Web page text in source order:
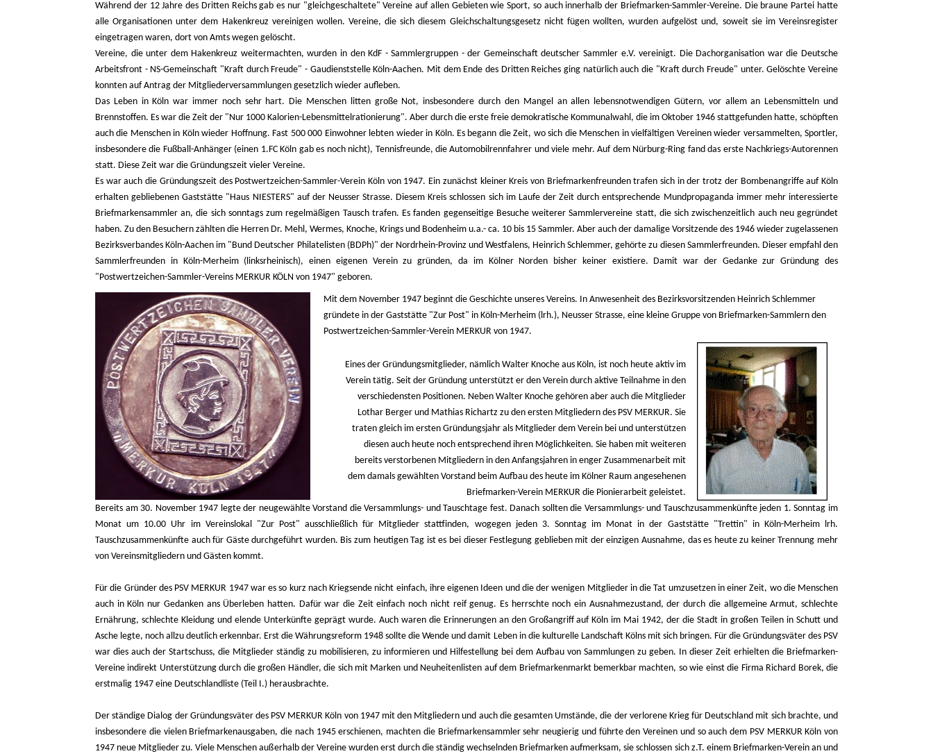
Während der 12 Jahre des Dritten Reichs gab es nur "gleichgeschaltete" Vereine auf allen Gebieten wie Sport, so auch innerhalb der Briefmarken-Sammler-Vereine. Die braune Partei hatte
alle Organisationen unter dem Hakenkreuz vereinigen wollen. Vereine, die sich diesem Gleichschaltungsgesetz nicht fügen wollten, wurden aufgelöst und, soweit sie im Vereinsregister
eingetragen waren, dort von Amts wegen gelöscht.
Vereine, die unter dem Hakenkreuz weitermachten, wurden in den KdF - Sammlergruppen - der Gemeinschaft deutscher Sammler e.V. vereinigt. Die Dachorganisation war die Deutsche
Arbeitsfront - NS-Gemeinschaft "Kraft durch Freude" - Gaudienststelle Köln-Aachen. Mit dem Ende des Dritten Reiches ging natürlich auch die "Kraft durch Freude" unter. Gelöschte Vereine
konnten auf Antrag der Mitgliederversammlungen gesetzlich wieder aufleben.
Das Leben in Köln war immer noch sehr hart. Die Menschen litten große Not, insbesondere durch den Mangel an allen lebensnotwendigen Gütern, vor allem an Lebensmitteln und
Brennstoffen. Es war die Zeit der "Nur 1000 Kalorien-Lebensmittelrationierung". Aber durch die erste freie demokratische Kommunalwahl, die im Oktober 1946 stattgefunden hatte, schöpften
auch die Menschen in Köln wieder Hoffnung. Fast 500 000 Einwohner lebten wieder in Köln. Es begann die Zeit, wo sich die Menschen in vielfältigen Vereinen wieder versammelten, Sportler,
insbesondere die Fußball-Anhänger (einen 1.FC Köln gab es noch nicht), Tennisfreunde, die Automobilrennfahrer und viele mehr. Auf dem Nürburg-Ring fand das erste Nachkriegs-Autorennen
statt. Diese Zeit war die Gründungszeit vieler Vereine.
Es war auch die Gründungszeit des Postwertzeichen-Sammler-Verein Köln von 1947. Ein zunächst kleiner Kreis von Briefmarkenfreunden trafen sich in der trotz der Bombenangriffe auf Köln
erhalten gebliebenen Gaststätte "Haus NIESTERS" auf der Neusser Strasse. Diesem Kreis schlossen sich im Laufe der Zeit durch entsprechende Mundpropaganda immer mehr interessierte
Briefmarkensammler an, die sich sonntags zum regelmäßigen Tausch trafen. Es fanden gegenseitige Besuche weiterer Sammlervereine statt, die sich zwischenzeitlich auch neu gegründet
haben. Zu den Besuchern zählten die Herren Dr. Mehl, Wermes, Knoche, Krings und Bodenheim u.a.- ca. 10 bis 15 Sammler. Aber auch der damalige Vorsitzende des 1946 wieder zugelassenen
Bezirksverbandes Köln-Aachen im "Bund Deutscher Philatelisten (BDPh)" der Nordrhein-Provinz und Westfalens, Heinrich Schlemmer, gehörte zu diesen Sammlerfreunden. Dieser empfahl den
Sammlerfreunden in Köln-Merheim (linksrheinisch), einen eigenen Verein zu gründen, da im Kölner Norden bisher keiner existiere. Damit war der Gedanke zur Gründung des
"Postwertzeichen-Sammler-Vereins MERKUR KÖLN von 1947" geboren.
Mit dem November 1947 beginnt die Geschichte unseres Vereins. In Anwesenheit des Bezirksvorsitzenden Heinrich Schlemmer
gründete in der Gaststätte "Zur Post" in Köln-Merheim (lrh.), Neusser Strasse, eine kleine Gruppe von Briefmarken-Sammlern den
Postwertzeichen-Sammler-Verein MERKUR von 1947.
Eines der Gründungsmitglieder, nämlich Walter Knoche aus Köln, ist noch heute aktiv im
Verein tätig. Seit der Gründung unterstützt er den Verein durch aktive Teilnahme in den
verschiedensten Positionen. Neben Walter Knoche gehören aber auch die Mitglieder
Lothar Berger und Mathias Richartz zu den ersten Mitgliedern des PSV MERKUR. Sie
traten gleich im ersten Gründungsjahr als Mitglieder dem Verein bei und unterstützen
diesen auch heute noch entsprechend ihren Möglichkeiten. Sie haben mit weiteren
bereits verstorbenen Mitgliedern in den Anfangsjahren in enger Zusammenarbeit mit
dem damals gewählten Vorstand beim Aufbau des heute im Kölner Raum angesehenen
Briefmarken-Verein MERKUR die Pionierarbeit geleistet.
Bereits am 30. November 1947 legte der neugewählte Vorstand die Versammlungs- und Tauschtage fest. Danach sollten die Versammlungs- und Tauschzusammenkünfte jeden 1. Sonntag im
Monat um 10.00 Uhr im Vereinslokal "Zur Post" ausschließlich für Mitglieder stattfinden, wogegen jeden 3. Sonntag im Monat in der Gaststätte "Trettin" in Köln-Merheim lrh.
Tauschzusammenkünfte auch für Gäste durchgeführt wurden. Bis zum heutigen Tag ist es bei dieser Festlegung geblieben mit der einzigen Ausnahme, das es heute zu keiner Trennung mehr
von Vereinsmitgliedern und Gästen kommt.
Für die Gründer des PSV MERKUR 1947 war es so kurz nach Kriegsende nicht einfach, ihre eigenen Ideen und die der wenigen Mitglieder in die Tat umzusetzen in einer Zeit, wo die Menschen
auch in Köln nur Gedanken ans Überleben hatten. Dafür war die Zeit einfach noch nicht reif genug. Es herrschte noch ein Ausnahmezustand, der durch die allgemeine Armut, schlechte
Ernährung, schlechte Kleidung und elende Unterkünfte geprägt wurde. Auch waren die Erinnerungen an den Großangriff auf Köln im Mai 1942, der die Stadt in großen Teilen in Schutt und
Asche legte, noch allzu deutlich erkennbar. Erst die Währungsreform 1948 sollte die Wende und damit Leben in die kulturelle Landschaft Kölns mit sich bringen. Für die Gründungsväter des PSV
war dies auch der Startschuss, die Mitglieder ständig zu mobilisieren, zu informieren und Hilfestellung bei dem Aufbau von Sammlungen zu geben. In dieser Zeit erhielten die Briefmarken-
Vereine indirekt Unterstützung durch die großen Händler, die sich mit Marken und Neuheitenlisten auf dem Briefmarkenmarkt bemerkbar machten, so wie einst die Firma Richard Borek, die
erstmalig 1947 eine Deutschlandliste (Teil I.) herausbrachte.
Der ständige Dialog der Gründungsväter des PSV MERKUR Köln von 1947 mit den Mitgliedern und auch die gesamten Umstände, die der verlorene Krieg für Deutschland mit sich brachte, und
insbesondere die vielen Briefmarkenausgaben, die nach 1945 erschienen, machten die Briefmarkensammler sehr neugierig und führte den Vereinen und so auch dem PSV MERKUR Köln von
1947 neue Mitglieder zu. Viele Menschen außerhalb der Vereine wurden erst durch die ständig wechselnden Briefmarken aufmerksam, sie schlossen sich z.T. einem Briefmarken-Verein an und